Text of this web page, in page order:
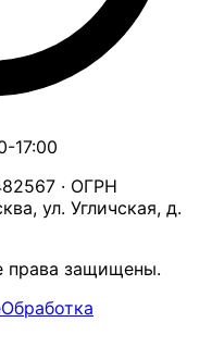
17:00
· ОГРН
ул. Угличская, д.
защищены.
Обработка